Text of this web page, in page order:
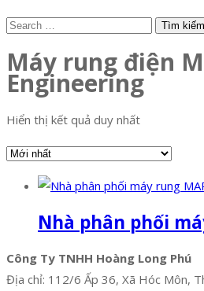
Máy rung điện
Engineering
Hiển thị kết quả duy nhất
Nhà phân phối
Công Ty TNHH Hoàng Long Phú
Địa chỉ: 112/6 Ấp 36, Xã Hóc Môn,